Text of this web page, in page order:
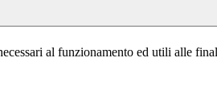
al funzionamento ed utili alle